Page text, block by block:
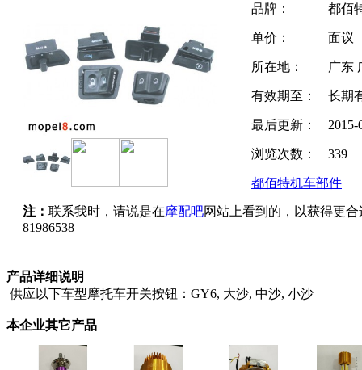
品牌： 都佰
单价： 面议
所在地： 广东
有效期至： 长期
最后更新： 2015-
浏览次数： 339
都佰特机车部件
注： 联系我时，请说是在摩配吧网站上看到的，以获得更
81986538
产品详细说明
供应以下车型摩托车开关按钮：GY6, 大沙, 中沙, 小沙
本企业其它产品